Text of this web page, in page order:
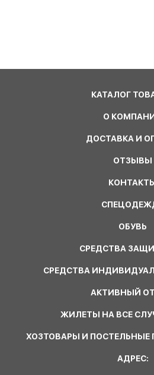
КАТАЛОГ
О
ДОСТАВКА И
ОТЗЫВЫ
ОБУВЬ
СРЕДСТВА
СРЕДСТВА
АКТИВНЫЙ
ЖИЛЕТЫ НА ВСЕ
ХОЗТОВАРЫ И
АДРЕС: